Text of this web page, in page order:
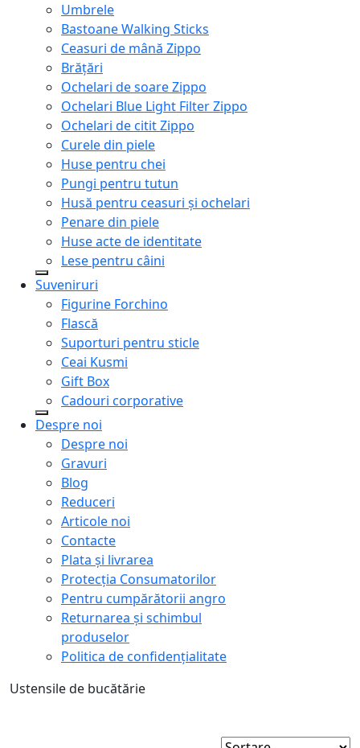
Umbrele
Bastoane Walking Sticks
Ceasuri de mână Zippo
Brățări
Ochelari de soare Zippo
Ochelari Blue Light Filter Zippo
Ochelari de citit Zippo
Curele din piele
Huse pentru chei
Pungi pentru tutun
Husă pentru ceasuri și ochelari
Penare din piele
Huse acte de identitate
Lese pentru câini
Suveniruri
Figurine Forchino
Flască
Suporturi pentru sticle
Ceai Kusmi
Gift Box
Cadouri corporative
Despre noi
Despre noi
Gravuri
Blog
Reduceri
Articole noi
Contacte
Plata și livrarea
Protecţia Consumatorilor
Pentru cumpărătorii angro
Returnarea și schimbul
produselor
Politica de confidențialitate
Ustensile de bucătărie